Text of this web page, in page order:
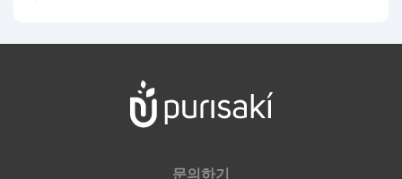
문의하기